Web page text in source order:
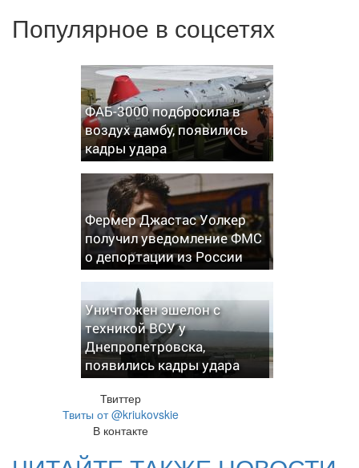
Популярное в соцсетях
ФАБ-3000 подбросила в
воздух дамбу, появились
кадры удара
Фермер Джастас Уолкер
получил уведомление ФМС
о депортации из России
Уничтожен эшелон с
техникой ВСУ у
Днепропетровска,
появились кадры удара
Твиттер
Твиты от @kriukovskie
В контакте